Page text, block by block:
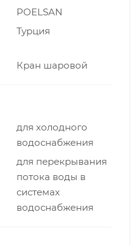
POELSAN
Турция
Кран шаровой
для холодного
водоснабжения
для перекрывания
потока воды в
системах
водоснабжения